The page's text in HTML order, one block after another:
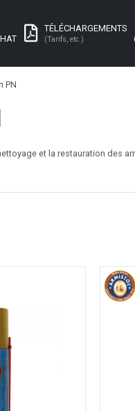
TÉLÉCHARGEMENTS
(Tarifs, etc.)
PN
et la restauration des